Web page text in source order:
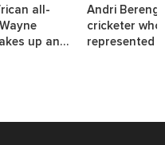
all-
up an
Andri
cricketer who
represented